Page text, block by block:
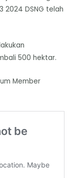
2024 DSNG telah
500 hektar.
Member